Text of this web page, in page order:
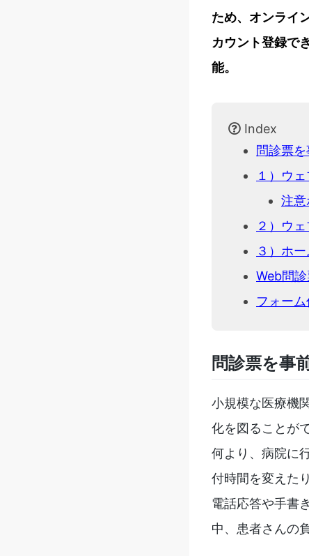
ため、オンライ
カウント登録で
能。
Index
問診票
１）ウ
注
２）ウ
３）ホ
Web問
フォー
問診票を事
小規模な医療機
化を図ることが
何より、病院に
付時間を変えた
電話応答や手書
中、患者さんの